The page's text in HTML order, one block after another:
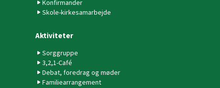
Konfirmander
Skole-kirkesamarbejde
Aktiviteter
Sorggruppe
3,2,1-Café
Debat, foredrag og møder
Familiearrangement